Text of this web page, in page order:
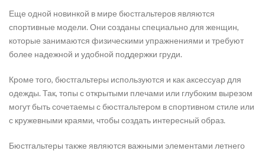
Еще одной новинкой в мире бюстгальтеров являются
спортивные модели. Они созданы специально для женщин,
которые занимаются физическими упражнениями и требуют
более надежной и удобной поддержки груди.
Кроме того, бюстгальтеры используются и как аксессуар для
одежды. Так, топы с открытыми плечами или глубоким вырезом
могут быть сочетаемы с бюстгальтером в спортивном стиле или
с кружевными краями, чтобы создать интересный образ.
Бюстгальтеры также являются важными элементами летнего